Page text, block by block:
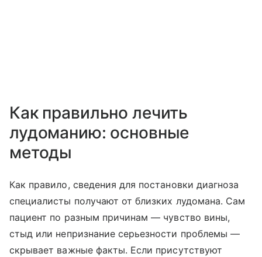
Как правильно лечить
лудоманию: основные
методы
Как правило, сведения для постановки диагноза
специалисты получают от близких лудомана. Сам
пациент по разным причинам — чувство вины,
стыд или непризнание серьезности проблемы —
скрывает важные факты. Если присутствуют